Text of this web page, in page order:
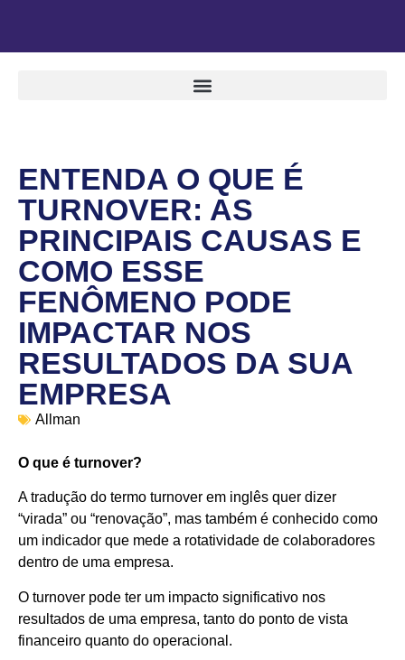
ENTENDA O QUE É
TURNOVER: AS
PRINCIPAIS CAUSAS E
COMO ESSE
FENÔMENO PODE
IMPACTAR NOS
RESULTADOS DA SUA
EMPRESA
Allman
O que é turnover?
A tradução do termo turnover em inglês quer dizer
“virada” ou “renovação”, mas também é conhecido como
um indicador que mede a rotatividade de colaboradores
dentro de uma empresa.
O turnover pode ter um impacto significativo nos
resultados de uma empresa, tanto do ponto de vista
financeiro quanto do operacional.